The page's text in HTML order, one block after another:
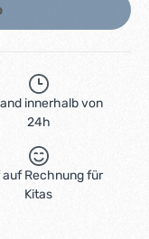
innerhalb von
24h
auf Rechnung für
Kitas